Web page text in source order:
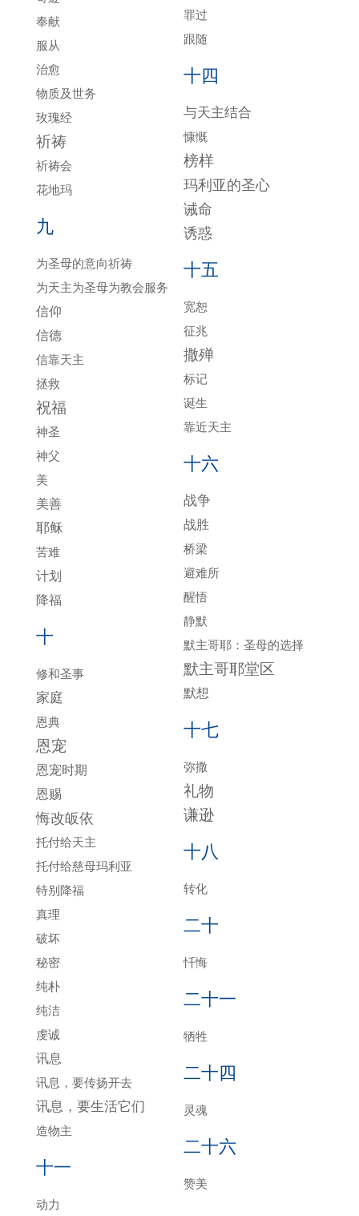
奉献
服从
治愈
物质及世务
玫瑰经
祈祷
祈祷会
花地玛
九
为圣母的意向祈祷
为天主为圣母为教会服务
信仰
信德
信靠天主
拯救
祝福
神圣
神父
美
美善
耶稣
苦难
计划
降福
十
修和圣事
家庭
恩典
恩宠
恩宠时期
恩赐
悔改皈依
托付给天主
托付给慈母玛利亚
特别降福
真理
破坏
秘密
纯朴
纯洁
虔诚
讯息
讯息，要传扬开去
讯息，要生活它们
造物主
十一
动力
罪过
跟随
十四
与天主结合
慷慨
榜样
玛利亚的圣心
诫命
诱惑
十五
宽恕
征兆
撒殚
标记
诞生
靠近天主
十六
战争
战胜
桥梁
避难所
醒悟
静默
默主哥耶：圣母的选择
默主哥耶堂区
默想
十七
弥撒
礼物
谦逊
十八
转化
二十
忏悔
二十一
牺牲
二十四
灵魂
二十六
赞美